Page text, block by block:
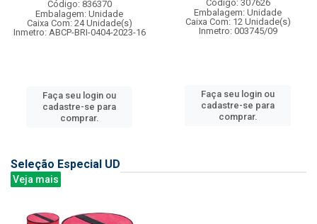
Código: 836370
Embalagem: Unidade
Caixa Com: 24 Unidade(s)
Inmetro: ABCP-BRI-0404-2023-16
Faça seu login ou
cadastre-se para
comprar.
Código: 307626
Embalagem: Unidade
Caixa Com: 12 Unidade(s)
Inmetro: 003745/09
Faça seu login ou
cadastre-se para
comprar.
Seleção Especial UD
Veja mais